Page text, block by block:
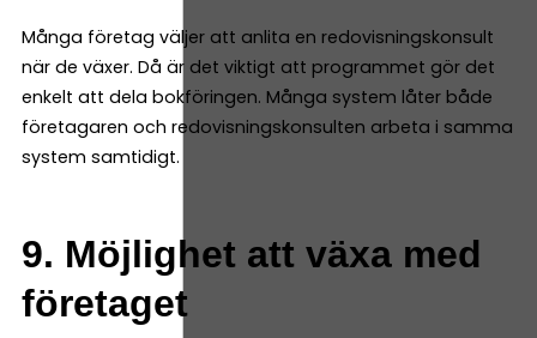
Många företag väljer att anlita en redovisningskonsult
när de växer. Då är det viktigt att programmet gör det
enkelt att dela bokföringen. Många system låter både
företagaren och redovisningskonsulten arbeta i samma
system samtidigt.
9. Möjlighet att växa med
företaget